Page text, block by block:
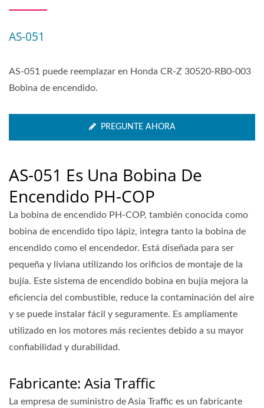
AS-051
AS-051 puede reemplazar en Honda CR-Z 30520-RB0-003
Bobina de encendido.
PREGUNTE AHORA
AS-051 Es Una Bobina De
Encendido PH-COP
La bobina de encendido PH-COP, también conocida como
bobina de encendido tipo lápiz, integra tanto la bobina de
encendido como el encendedor. Está diseñada para ser
pequeña y liviana utilizando los orificios de montaje de la
bujía. Este sistema de encendido bobina en bujía mejora la
eficiencia del combustible, reduce la contaminación del aire
y se puede instalar fácil y seguramente. Es ampliamente
utilizado en los motores más recientes debido a su mayor
confiabilidad y durabilidad.
Fabricante: Asia Traffic
La empresa de suministro de Asia Traffic es un fabricante